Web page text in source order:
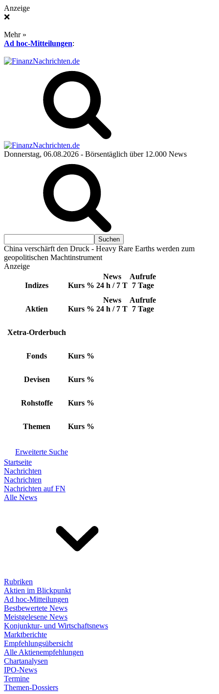
Anzeige
❌
Mehr »
Ad hoc-Mitteilungen:
Donnerstag, 06.08.2026 - Börsentäglich über 12.000 News
China verschärft den Druck - Heavy Rare Earths werden zum
geopolitischen Machtinstrument
Anzeige
Indizes Kurs %
News
24 h / 7 T
Aufrufe
7 Tage
Aktien Kurs %
News
24 h / 7 T
Aufrufe
7 Tage
Xetra-Orderbuch
Fonds Kurs %
Devisen Kurs %
Rohstoffe Kurs %
Themen Kurs %
Erweiterte Suche
Startseite
Nachrichten
Nachrichten
Nachrichten auf FN
Alle News
Rubriken
Aktien im Blickpunkt
Ad hoc-Mitteilungen
Bestbewertete News
Meistgelesene News
Konjunktur- und Wirtschaftsnews
Marktberichte
Empfehlungsübersicht
Alle Aktienempfehlungen
Chartanalysen
IPO-News
Termine
Themen-Dossiers